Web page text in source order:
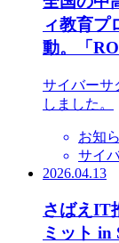
ィ教育プ
動。「
サイバーサ
しました。
お知
サイ
2026.04.13
さばえIT
ミット in